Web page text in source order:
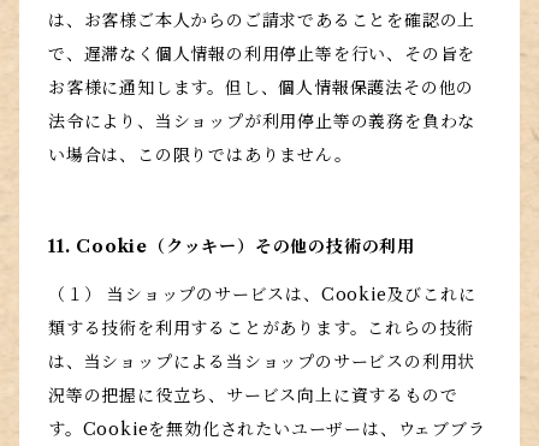
は、お客様ご本人からのご請求であることを確認の上
で、遅滞なく個人情報の利用停止等を行い、その旨を
お客様に通知します。但し、個人情報保護法その他の
法令により、当ショップが利用停止等の義務を負わな
い場合は、この限りではありません。
11. Cookie（クッキー）その他の技術の利用
（１） 当ショップのサービスは、Cookie及びこれに
類する技術を利用することがあります。これらの技術
は、当ショップによる当ショップのサービスの利用状
況等の把握に役立ち、サービス向上に資するもので
す。Cookieを無効化されたいユーザーは、ウェブブラ